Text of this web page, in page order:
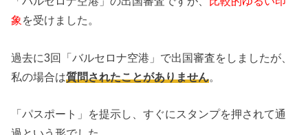
象 を受けました。
過去に3回「バルセロナ空港」で出国審査をしましたが、
私の場合は質問されたことがありません。
「パスポート」を提示し、すぐにスタンプを押されて通